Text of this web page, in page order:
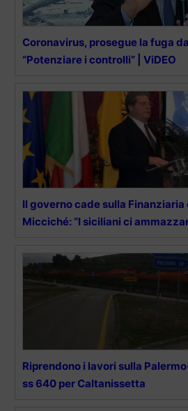
Coronavirus, prosegue la fuga
“Potenziare i controlli” | ViDEO
Il governo cade sulla Finanziaria
Micciché: “I siciliani ci
Riprendono i lavori sulla
ss 640 per Caltanissetta